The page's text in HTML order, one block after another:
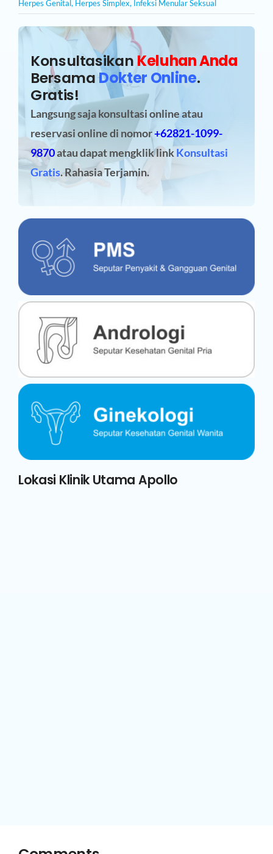
Herpes Genital , Herpes Simplex, Infeksi Menular Seksual
KonsultasikanKeluhan Anda
BersamaDokter Online.
Gratis!
Langsung saja konsultasi online atau
reservasi onlinedi nomor+62821-1099-
9870atau dapat mengklik linkKonsultasi
Gratis. Rahasia Terjamin.
Lokasi Klinik Utama Apollo